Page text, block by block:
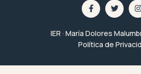
IER · María Dolores
Política de